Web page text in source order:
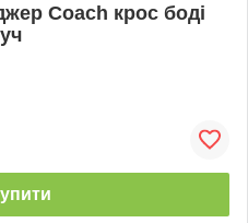
Coach крос боді